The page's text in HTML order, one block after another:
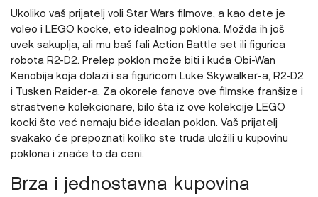
Ukoliko vaš prijatelj voli Star Wars filmove, a kao dete je
voleo i LEGO kocke, eto idealnog poklona. Možda ih još
uvek sakuplja, ali mu baš fali Action Battle set ili figurica
robota R2-D2. Prelep poklon može biti i kuća Obi-Wan
Kenobija koja dolazi i sa figuricom Luke Skywalker-a, R2-D2
i Tusken Raider-a. Za okorele fanove ove filmske franšize i
strastvene kolekcionare, bilo šta iz ove kolekcije LEGO
kocki što već nemaju biće idealan poklon. Vaš prijatelj
svakako će prepoznati koliko ste truda uložili u kupovinu
poklona i znaće to da ceni.
Brza i jednostavna kupovina